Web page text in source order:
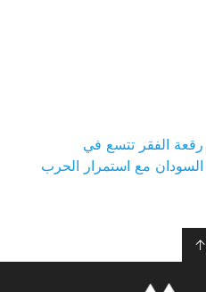
رقعة الفقر تتسع في
السودان مع استمرار الحرب
↑